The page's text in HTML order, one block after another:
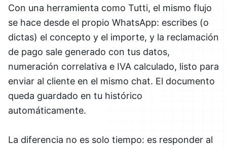
Con una herramienta como Tutti, el mismo flujo
se hace desde el propio WhatsApp: escribes (o
dictas) el concepto y el importe, y la reclamación
de pago sale generado con tus datos,
numeración correlativa e IVA calculado, listo para
enviar al cliente en el mismo chat. El documento
queda guardado en tu histórico
automáticamente.
La diferencia no es solo tiempo: es responder al